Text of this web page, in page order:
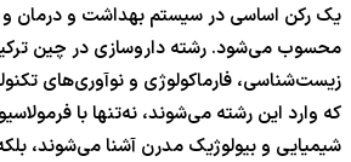
یک رکن اساسی در سیستم بهداشت و درمان و
محسوب می‌شود. رشته داروسازی در چین
زیست‌شناسی، فارماکولوژی و نوآوری‌های
که وارد این رشته می‌شوند، نه‌تنها با
شیمیایی و بیولوژیک مدرن آشنا می‌شوند،